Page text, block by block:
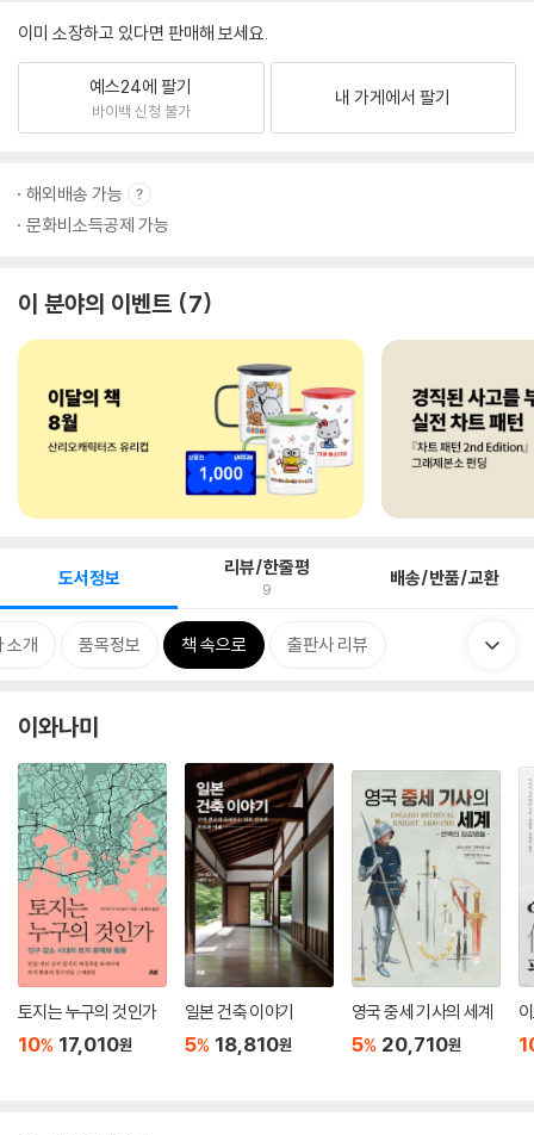
이미 소장하고 있다면 판매해 보세요.
예스24에 팔기
바이백 신청 불가
내 가게에서 팔기
해외배송 가능
문화비소득공제 가능
이 분야의 이벤트 7
도서정보 리뷰/한줄평
9 배송/반품/교환
소개 품목정보 책 속으로 출판사 리뷰
이와나미
토지는 누구의 것인가
10% 17,010원
일본 건축 이야기
5% 18,810원
영국 중세 기사의 세계
5% 20,710원